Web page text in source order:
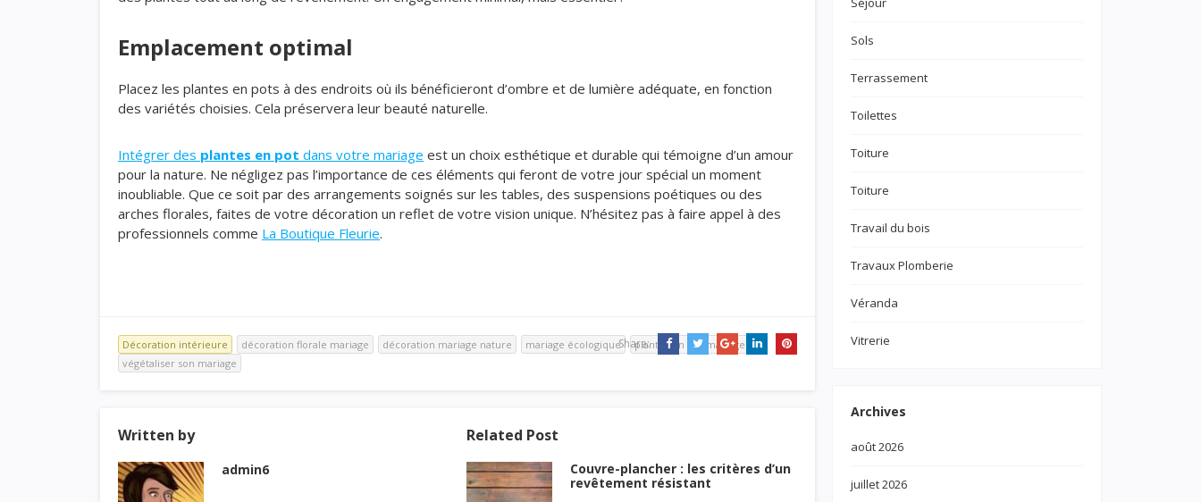
Emplacement optimal
Placez les plantes en pots à des endroits où ils bénéficieront d’ombre et de lumière adéquate, en fonction
des variétés choisies. Cela préservera leur beauté naturelle.
Intégrer des plantes en pot dans votre mariage est un choix esthétique et durable qui témoigne d’un amour
pour la nature. Ne négligez pas l’importance de ces éléments qui feront de votre jour spécial un moment
inoubliable. Que ce soit par des arrangements soignés sur les tables, des suspensions poétiques ou des
arches florales, faites de votre décoration un reflet de votre vision unique. N’hésitez pas à faire appel à des
professionnels comme La Boutique Fleurie.
Décoration intérieure décoration florale mariage décoration mariage nature mariage écologique
plantes en pot mariage
végétaliser son mariage
Share:
Written by
admin6
Related Post
Couvre-plancher : les critères d’un
revêtement résistant
Sols
Terrassement
Toilettes
Toiture
Toiture
Travail du bois
Travaux Plomberie
Véranda
Vitrerie
Archives
août 2026
juillet 2026